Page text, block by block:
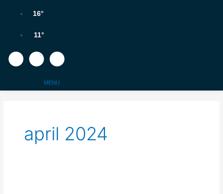
16°
11°
MENU
april 2024